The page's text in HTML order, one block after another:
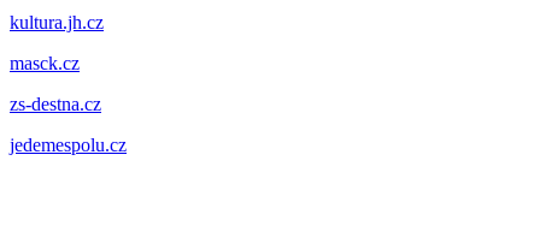
kultura.jh.cz
masck.cz
zs-destna.cz
jedemespolu.cz